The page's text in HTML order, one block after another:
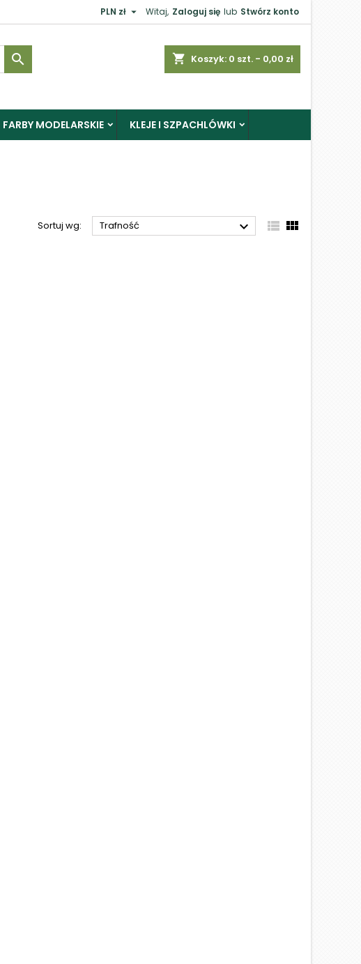
Witaj, Zaloguj się lub Stwórz konto
PLN zł 
shopping_cart Koszyk: 0 szt. - 0,00 zł

FARBY MODELARSKIE KLEJE I SZPACHLÓWKI
Sortuj wg: Trafność   
Zaloguj